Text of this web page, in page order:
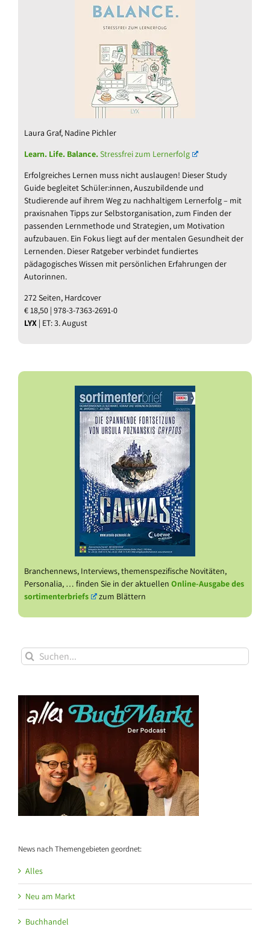
Laura Graf, Nadine Pichler
Learn. Life. Balance.Stressfrei zum Lernerfolg
Erfolgreiches Lernen muss nicht auslaugen! Dieser Study
Guide begleitet Schüler:innen, Auszubildende und
Studierende auf ihrem Weg zu nachhaltigem Lernerfolg – mit
praxisnahen Tipps zur Selbstorganisation, zum Finden der
passenden Lernmethode und Strategien, um Motivation
aufzubauen. Ein Fokus liegt auf der mentalen Gesundheit der
Lernenden. Dieser Ratgeber verbindet fundiertes
pädagogisches Wissen mit persönlichen Erfahrungen der
Autorinnen.
272 Seiten, Hardcover
€ 18,50 | 978-3-7363-2691-0
LYX | ET: 3. August
Branchennews, Interviews, themenspezifische Novitäten,
Personalia, … finden Sie in der aktuellen Online-Ausgabe des
sortimenterbriefs
zum Blättern
Suche
nach:
News nach Themengebieten geordnet:
Alles
Neu am Markt
Buchhandel